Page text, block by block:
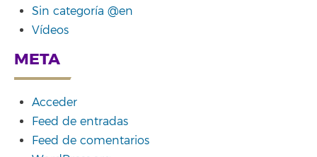
Sin categoría @en
Vídeos
META
Acceder
Feed de entradas
Feed de comentarios